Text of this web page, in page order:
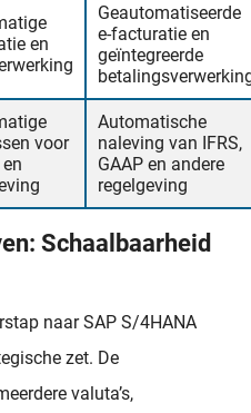
en
Geautomatiseerde
e-facturatie en
geïntegreerde
voor
Automatische
naleving van IFRS,
GAAP en andere
regelgeving
Schaalbaarheid
naar SAP S/4HANA
zet. De
valuta’s,